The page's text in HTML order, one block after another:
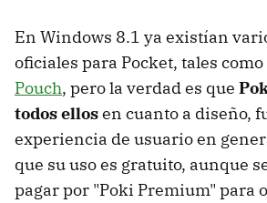
En Windows 8.1 ya existían
oficiales para Pocket, tales como
Pouch, pero la verdad es que
todos ellosen cuanto a diseño,
experiencia de usuario en
que su uso es gratuito, aunque
pagar por "Poki Premium" para